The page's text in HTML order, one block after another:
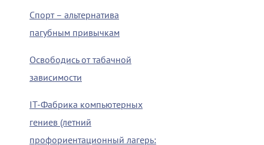
Спорт – альтернатива
пагубным привычкам
Освободись от табачной
зависимости
IT-Фабрика компьютерных
гениев (летний
профориентационный лагерь: